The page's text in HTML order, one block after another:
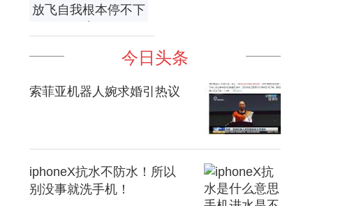
放飞自我根本停不下
今日头条
索菲亚机器人婉求婚引热议
iphoneX抗水不防水！所以
别没事就洗手机！